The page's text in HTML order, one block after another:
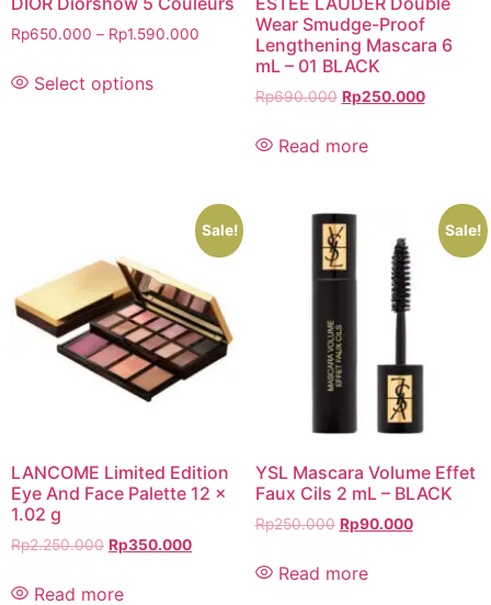
Rp650.000 – Rp1.590.000
Select options
Wear Smudge-Proof
Lengthening Mascara 6
mL – 01 BLACK
Rp690.000 Rp250.000
Read more
Sale!
LANCOME Limited Edition
Eye And Face Palette 12 x
1.02 g
Rp2.250.000 Rp350.000
Read more
Sale!
YSL Mascara Volume Effet
Faux Cils 2 mL – BLACK
Rp250.000 Rp90.000
Read more